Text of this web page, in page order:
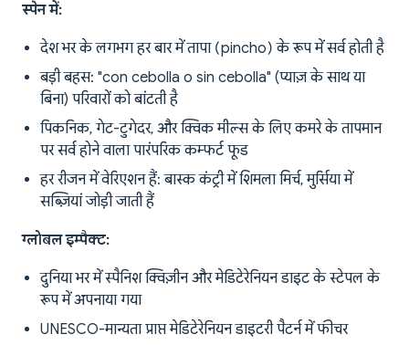
स्पेन में:
देश भर के लगभग हर बार में तापा (pincho) के रूप में सर्व होती है
बड़ी बहस: "con cebolla o sin cebolla" (प्याज़ के साथ या
बिना) परिवारों को बांटती है
पिकनिक, गेट-टुगेदर, और क्विक मील्स के लिए कमरे के तापमान
पर सर्व होने वाला पारंपरिक कम्फर्ट फूड
हर रीजन में वेरिएशन हैं: बास्क कंट्री में शिमला मिर्च, मुर्सिया में
सब्ज़ियां जोड़ी जाती हैं
ग्लोबल इम्पैक्ट:
दुनिया भर में स्पैनिश क्विज़ीन और मेडिटेरेनियन डाइट के स्टेपल के
रूप में अपनाया गया
UNESCO-मान्यता प्राप्त मेडिटेरेनियन डाइटरी पैटर्न में फीचर